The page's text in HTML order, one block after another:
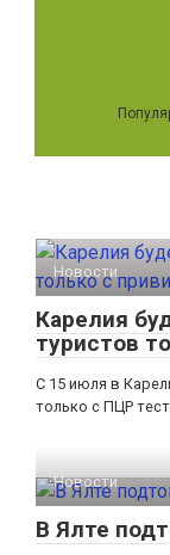
Новости
Карелия
туристов
С 15 июля в
только с ПЦР
Новости
В Ялте